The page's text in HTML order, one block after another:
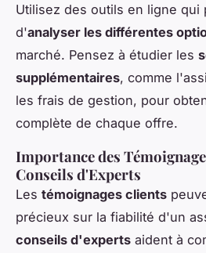
Utilisez des outils en ligne qui
d'analyser les différentes
marché. Pensez à étudier les
supplémentaires, comme
les frais de gestion, pour
complète de chaque offre.
Importance des
Conseils d'Experts
Les témoignages clients
précieux sur la fiabilité d'un
conseils d'experts aident à